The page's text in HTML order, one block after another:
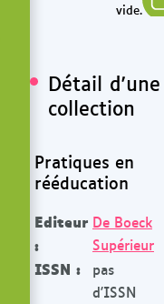
Détail d'une
collection
Pratiques en
rééducation
Editeur
:
De Boeck
Supérieur
ISSN : pas
d'ISSN